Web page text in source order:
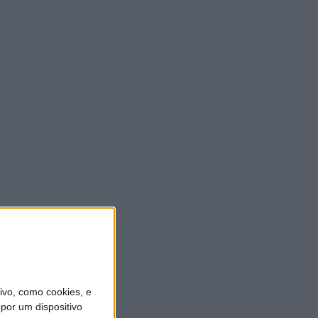
como cookies, e
um dispositivo